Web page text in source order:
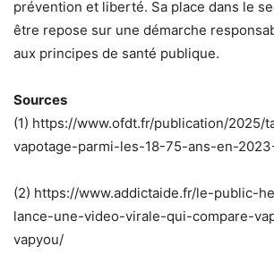
prévention et liberté. Sa place dans le
être repose sur une démarche
aux principes de santé publique.
Sources
(1) https://www.ofdt.fr/publication/2025/
vapotage-parmi-les-18-75-ans-en-
(2) https://www.addictaide.fr/le-public-
lance-une-video-virale-qui-compare-
vapyou/